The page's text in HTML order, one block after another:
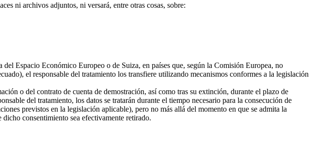
ni archivos adjuntos, ni versará, entre otras cosas, sobre:
del Espacio Económico Europeo o de Suiza, en países que, según la Comisión Europea, no
el responsable del tratamiento los transfiere utilizando mecanismos conformes a la legislación
o del contrato de cuenta de demostración, así como tras su extinción, durante el plazo de
del tratamiento, los datos se tratarán durante el tiempo necesario para la consecución de
previstos en la legislación aplicable), pero no más allá del momento en que se admita la
consentimiento sea efectivamente retirado.